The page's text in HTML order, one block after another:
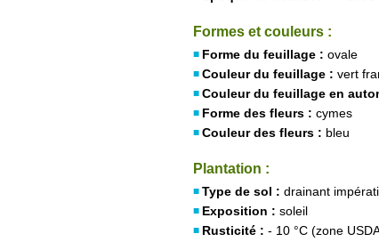
Formes et couleurs :
Forme du feuillage : ovale
Couleur du feuillage : vert
Couleur du feuillage en
Forme des fleurs : cymes
Couleur des fleurs : bleu
Plantation :
Type de sol : drainant
Exposition : soleil
Rusticité : - 10 °C (zone